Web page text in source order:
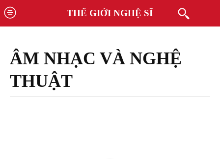
THẾ GIỚI NGHỆ SĨ
ÂM NHẠC VÀ NGHỆ
THUẬT